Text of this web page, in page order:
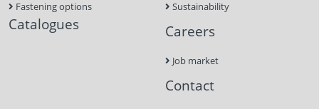
Fastening options
Catalogues
Sustainability
Careers
Job market
Contact